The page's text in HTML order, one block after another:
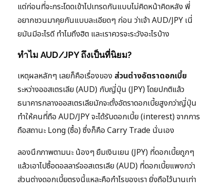
แต่ก่อนที่จะกระโดดเข้าไปเทรดกันแบบไม่คิดหน้าคิดหลัง พี่
อยากชวนมาคุยกันแบบละเอียดๆ ก่อน ว่าเจ้า AUD/JPY เนี่
ยมันมีอะไรดี ทำไมถึงฮิต และเราควรจะระวังอะไรบ้าง
ทำไม AUD/JPY ถึงเป็นที่นิยม?
เหตุผลหลักๆ เลยก็คือเรื่องของ ส่วนต่างอัตราดอกเบี้ย
ระหว่างออสเตรเลีย (AUD) กับญี่ปุ่น (JPY) โดยปกติแล้ว
ธนาคารกลางออสเตรเลียมักจะตั้งอัตราดอกเบี้ยสูงกว่าญี่ปุ่น
ทำให้คนที่ถือ AUD/JPY จะได้รับดอกเบี้ย (interest) จากการ
ถือสถานะ Long (ซื้อ) ซึ่งก็คือ Carry Trade นั่นเอง
ลองนึกภาพตามนะ น้องๆ ยืมเงินเยน (JPY) ที่ดอกเบี้ยถูกๆ
แล้วเอาไปซื้อดอลลาร์ออสเตรเลีย (AUD) ที่ดอกเบี้ยแพงกว่า
ส่วนต่างดอกเบี้ยตรงนี้แหละคือกำไรของเรา ยิ่งถือไว้นานเท่า